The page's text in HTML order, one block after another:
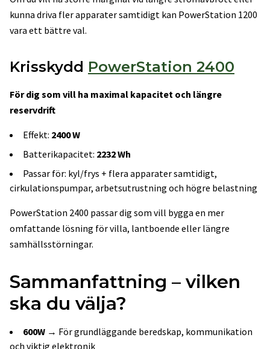
kunna driva fler apparater samtidigt kan PowerStation 1200
vara ett bättre val.
Krisskydd PowerStation 2400
För dig som vill ha maximal kapacitet och längre
reservdrift
Effekt: 2400 W
Batterikapacitet: 2232 Wh
Passar för: kyl/frys + flera apparater samtidigt,
cirkulationspumpar, arbetsutrustning och högre belastning
PowerStation 2400 passar dig som vill bygga en mer
omfattande lösning för villa, lantboende eller längre
samhällsstörningar.
Sammanfattning – vilken
ska du välja?
600W → För grundläggande beredskap, kommunikation
och viktig elektronik